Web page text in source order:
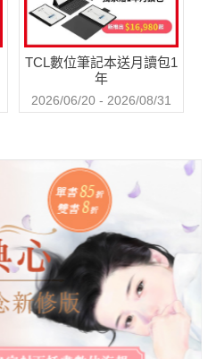
TCL數位筆記本送月讀包1
年
2026/06/20 - 2026/08/31